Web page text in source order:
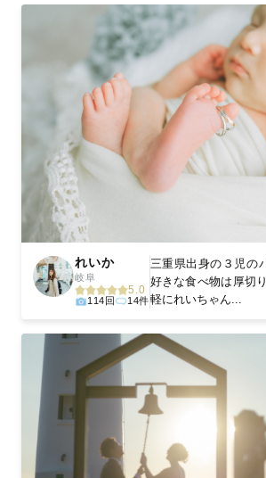
れいか
岐阜
5.0
114回 14件
三重県出身の３児の
好きな食べ物は厚切
軽にれいちゃん...